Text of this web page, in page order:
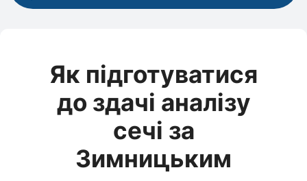
Як підготуватися
до здачі аналізу
сечі за
Зимницьким